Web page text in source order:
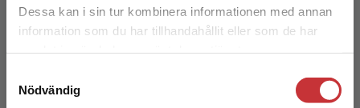
Dessa kan i sin tur kombinera informationen med annan
information som du har tillhandahållit eller som de har
Nödvändig
Det verkar som att du besöker
studentlitteratur.se via en enhet utanför Sverige.
Vi erbjuder inte leveranser utanför Sverige. För
att kunna slutföra ett köp måste